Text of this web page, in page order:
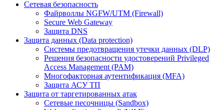
Сетевая безопасность
Файрволлы NGFW/UTM (Firewall)
Secure Web Gateway
Защита DNS
Защита данных (Data protection)
Системы предотвращения утечки данных (DLP)
Решения безопасности удостоверений Privileged
Access Management (PAM)
Многофакторная аутентификация (MFA)
Защита АСУ ТП
Защита от таргетированных атак
Сетевые песочницы (Sandbox)